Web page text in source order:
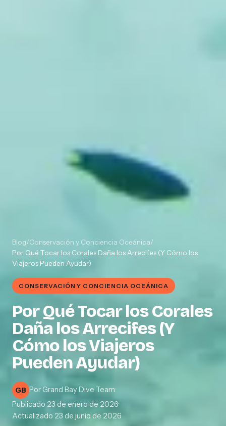
Blog/Conservación y Conciencia Oceánica/
Por Qué Tocar los Corales Daña los Arrecifes (Y Cómo los
Viajeros Pueden Ayudar)
CONSERVACIÓN Y CONCIENCIA OCEÁNICA
Por Qué Tocar los Corales
Daña los Arrecifes (Y
Cómo los Viajeros
Pueden Ayudar)
GB PorGrand Bay Dive Team·
Publicado 23 de enero de 2026·
Actualizado 23 de junio de 2026